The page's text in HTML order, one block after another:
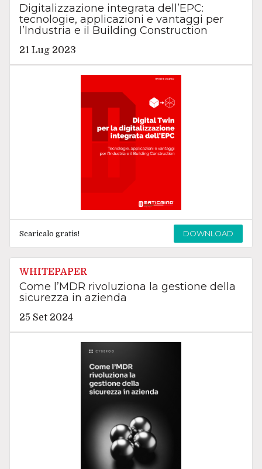
Digitalizzazione integrata dell’EPC:
tecnologie, applicazioni e vantaggi per
l’Industria e il Building Construction
21 Lug 2023
Scaricalo gratis! DOWNLOAD
WHITEPAPER
Come l’MDR rivoluziona la gestione della
sicurezza in azienda
25 Set 2024